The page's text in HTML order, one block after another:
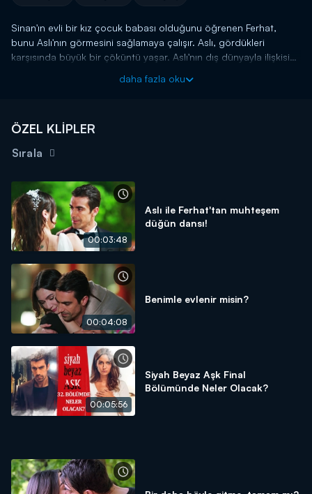
Sinan'ın evli bir kız çocuk babası olduğunu öğrenen Ferhat,
bunu Aslı'nın görmesini sağlamaya çalışır. Aslı, gördükleri
karşısında büyük bir çöküntü yaşar. Aslı'nın dış dünyayla ilişkisini
izin verir. Alkol alan Aslı, tüm yaşadığı acıları biraz olsun unutmak
Aslı'nın normal düşünememesi, Ferhat'a teslim olmasına neden
daha fazla oku
ÖZEL KLİPLER
Sırala
00:03:48
Aslı ile Ferhat'tan muhteşem
düğün dansı!
00:04:08
Benimle evlenir misin?
00:05:56
Siyah Beyaz Aşk Final
Bölümünde Neler Olacak?